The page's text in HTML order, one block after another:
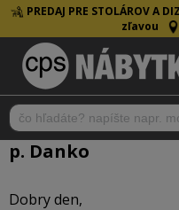
PREDAJ PRE STOLÁROV A
zľavou
p. Danko
Dobry den,